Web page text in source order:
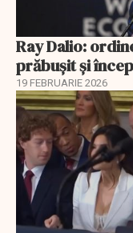
Ray Dalio:
prăbușit și
19 FEBRUARIE 2026